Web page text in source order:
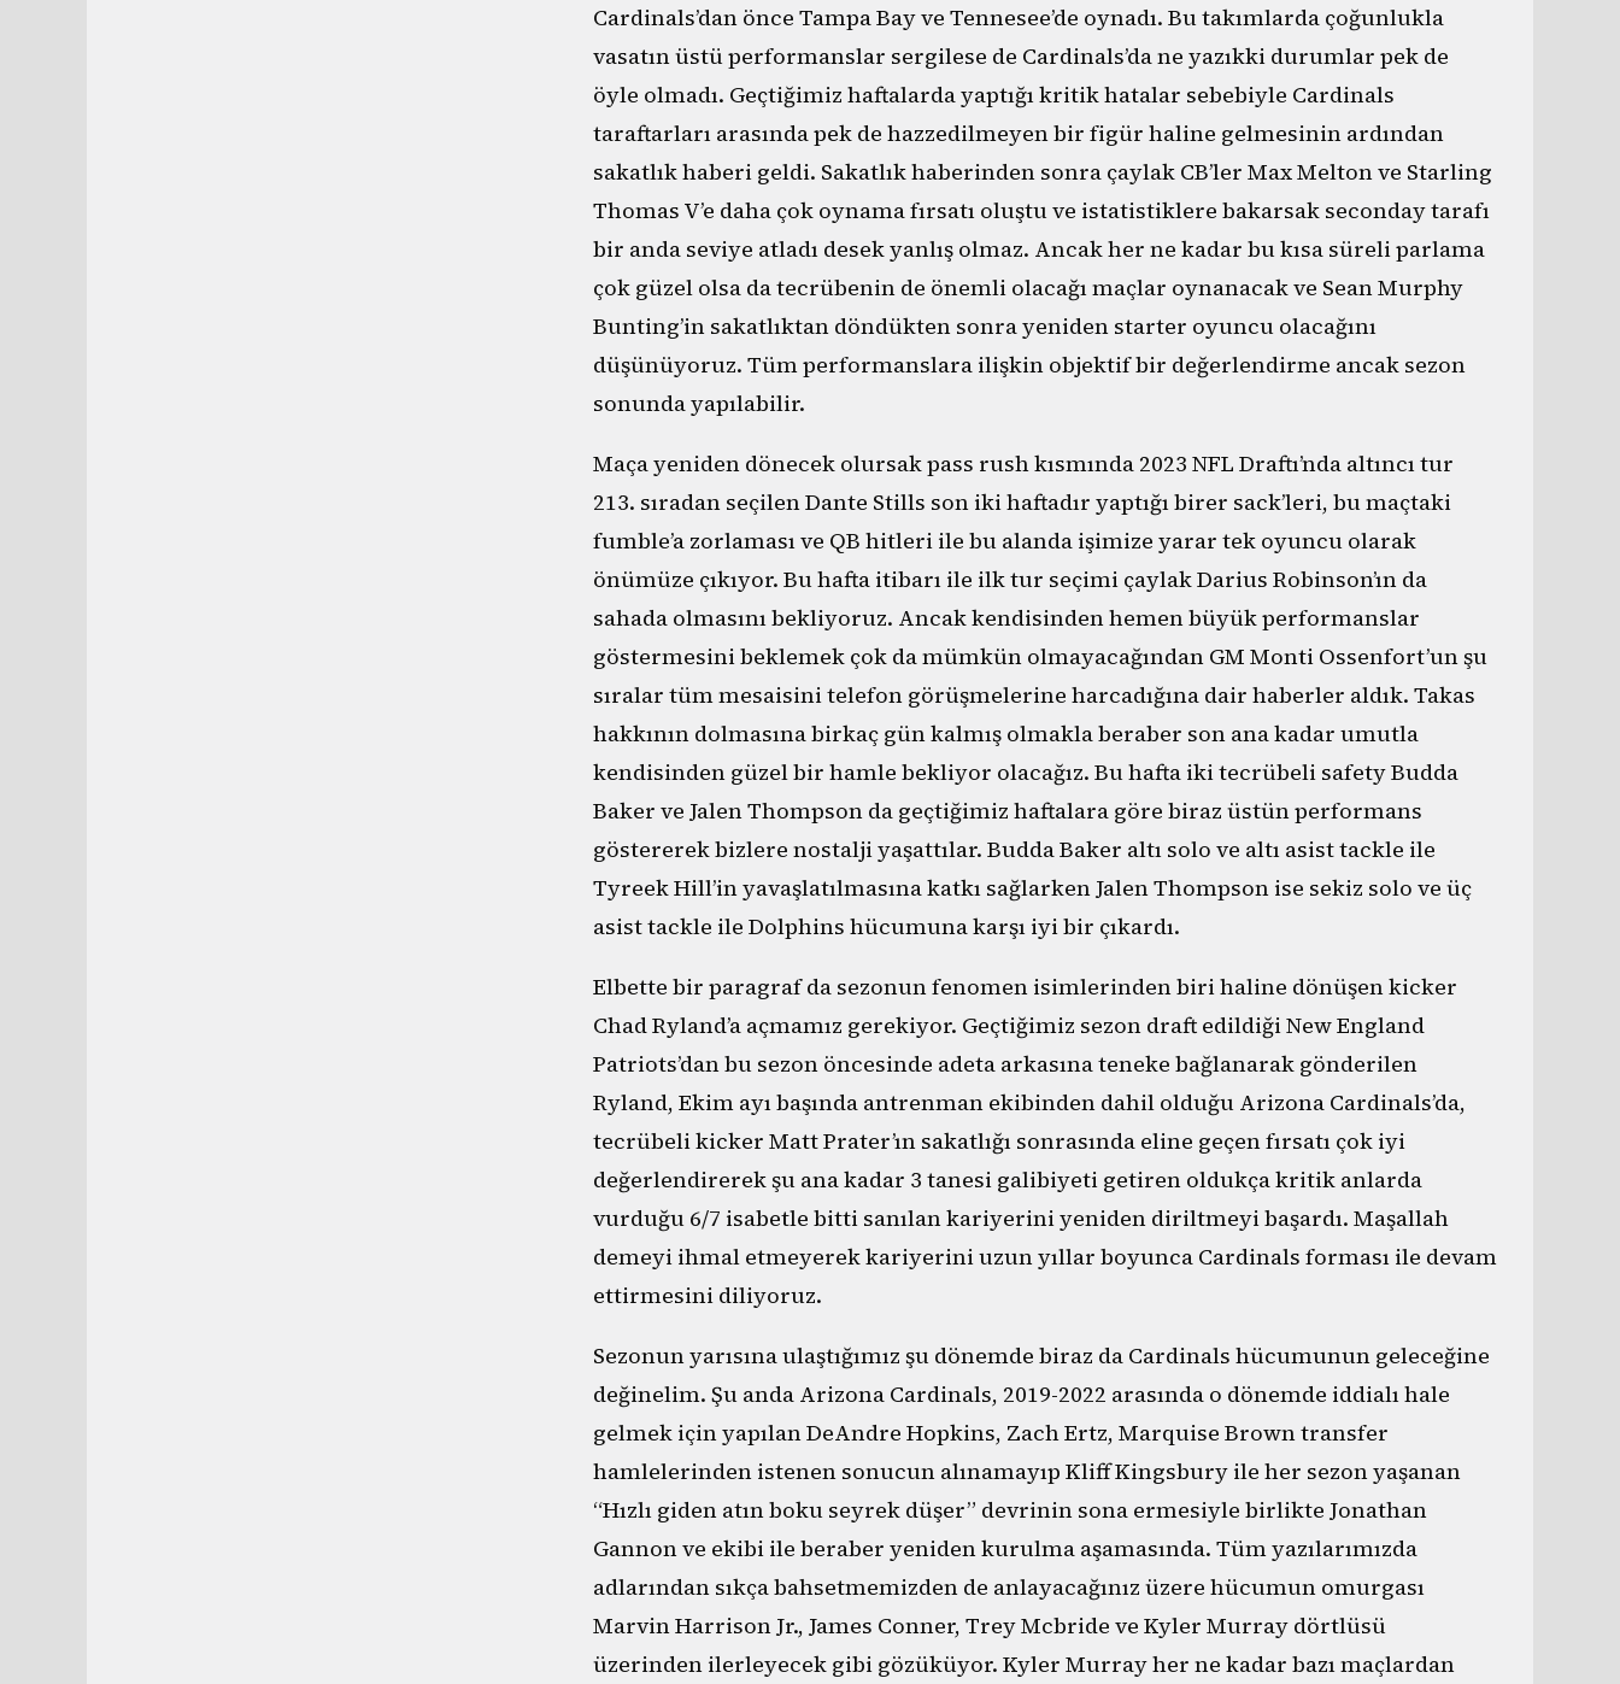
Cardinals’dan önce Tampa Bay ve Tennesee’de oynadı. Bu takımlarda çoğunlukla
vasatın üstü performanslar sergilese de Cardinals’da ne yazıkki durumlar pek de
öyle olmadı. Geçtiğimiz haftalarda yaptığı kritik hatalar sebebiyle Cardinals
taraftarları arasında pek de hazzedilmeyen bir figür haline gelmesinin ardından
sakatlık haberi geldi. Sakatlık haberinden sonra çaylak CB’ler Max Melton ve Starling
Thomas V’e daha çok oynama fırsatı oluştu ve istatistiklere bakarsak seconday tarafı
bir anda seviye atladı desek yanlış olmaz. Ancak her ne kadar bu kısa süreli parlama
çok güzel olsa da tecrübenin de önemli olacağı maçlar oynanacak ve Sean Murphy
Bunting’in sakatlıktan döndükten sonra yeniden starter oyuncu olacağını
düşünüyoruz. Tüm performanslara ilişkin objektif bir değerlendirme ancak sezon
sonunda yapılabilir.
Maça yeniden dönecek olursak pass rush kısmında 2023 NFL Draftı’nda altıncı tur
213. sıradan seçilen Dante Stills son iki haftadır yaptığı birer sack’leri, bu maçtaki
fumble’a zorlaması ve QB hitleri ile bu alanda işimize yarar tek oyuncu olarak
önümüze çıkıyor. Bu hafta itibarı ile ilk tur seçimi çaylak Darius Robinson’ın da
sahada olmasını bekliyoruz. Ancak kendisinden hemen büyük performanslar
göstermesini beklemek çok da mümkün olmayacağından GM Monti Ossenfort’un şu
sıralar tüm mesaisini telefon görüşmelerine harcadığına dair haberler aldık. Takas
hakkının dolmasına birkaç gün kalmış olmakla beraber son ana kadar umutla
kendisinden güzel bir hamle bekliyor olacağız. Bu hafta iki tecrübeli safety Budda
Baker ve Jalen Thompson da geçtiğimiz haftalara göre biraz üstün performans
göstererek bizlere nostalji yaşattılar. Budda Baker altı solo ve altı asist tackle ile
Tyreek Hill’in yavaşlatılmasına katkı sağlarken Jalen Thompson ise sekiz solo ve üç
asist tackle ile Dolphins hücumuna karşı iyi bir çıkardı.
Elbette bir paragraf da sezonun fenomen isimlerinden biri haline dönüşen kicker
Chad Ryland’a açmamız gerekiyor. Geçtiğimiz sezon draft edildiği New England
Patriots’dan bu sezon öncesinde adeta arkasına teneke bağlanarak gönderilen
Ryland, Ekim ayı başında antrenman ekibinden dahil olduğu Arizona Cardinals’da,
tecrübeli kicker Matt Prater’ın sakatlığı sonrasında eline geçen fırsatı çok iyi
değerlendirerek şu ana kadar 3 tanesi galibiyeti getiren oldukça kritik anlarda
vurduğu 6/7 isabetle bitti sanılan kariyerini yeniden diriltmeyi başardı. Maşallah
demeyi ihmal etmeyerek kariyerini uzun yıllar boyunca Cardinals forması ile devam
ettirmesini diliyoruz.
Sezonun yarısına ulaştığımız şu dönemde biraz da Cardinals hücumunun geleceğine
değinelim. Şu anda Arizona Cardinals, 2019-2022 arasında o dönemde iddialı hale
gelmek için yapılan DeAndre Hopkins, Zach Ertz, Marquise Brown transfer
hamlelerinden istenen sonucun alınamayıp Kliff Kingsbury ile her sezon yaşanan
“Hızlı giden atın boku seyrek düşer” devrinin sona ermesiyle birlikte Jonathan
Gannon ve ekibi ile beraber yeniden kurulma aşamasında. Tüm yazılarımızda
adlarından sıkça bahsetmemizden de anlayacağınız üzere hücumun omurgası
Marvin Harrison Jr., James Conner, Trey Mcbride ve Kyler Murray dörtlüsü
üzerinden ilerleyecek gibi gözüküyor. Kyler Murray her ne kadar bazı maçlardan